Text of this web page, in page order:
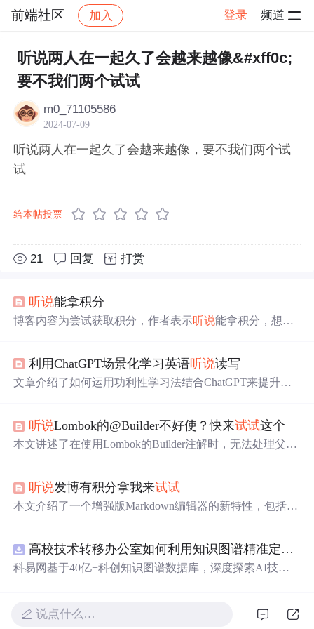
前端社区 加入 登录 频道
社区 前端社区 感慨 帖子详情
听说两人在一起久了会越来越像&#xff0c;
要不我们两个试试
m0_71105586
2024-07-09
听说两人在一起久了会越来越像，要不我们两个试
试
给本帖投票
21 回复 打赏
听说能拿积分
博客内容为尝试获取积分，作者表示听说能拿积分，想试
利用ChatGPT场景化学习英语听说读写
文章介绍了如何运用功利性学习法结合ChatGPT来提升英
法。听说Lombok的@Builder不好使？快来试试这个
本文讲述了在使用Lombok的Builder注解时，无法处理父类
理，通过源码解析展示了注解处理机制。
听说发博有积分拿我来试试
本文介绍了一个增强版Markdown编辑器的新特性，包括界
客和技术文档。
高校技术转移办公室如何利用知识图谱精准定位产业需求与技术适配点？.docx
科易网基于40亿+科创知识图谱数据库，深度探索AI技术
新领域的AI+数智化解决方案，推动科技创新与产业创新
说点什么…